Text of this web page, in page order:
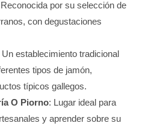
por su selección de
con degustaciones
Un establecimiento tradicional
tipos de jamón,
típicos gallegos.
O Piorno: Lugar ideal para
y aprender sobre su